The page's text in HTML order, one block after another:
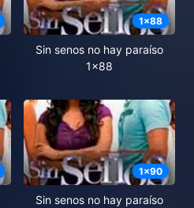
1x88
Sin senos no hay paraíso
1x88
1x90
Sin senos no hay paraíso